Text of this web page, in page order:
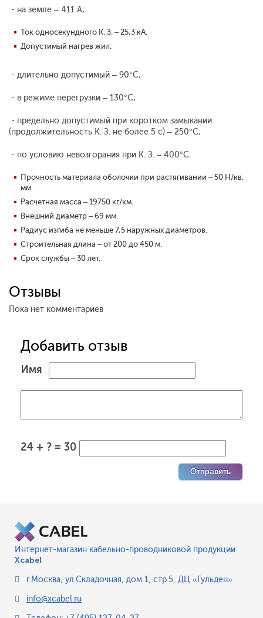
- на земле – 411 А;
Ток односекундного К. З. – 25,3 кА.
Допустимый нагрев жил:
- длительно допустимый – 90°С;
- в режиме перегрузки – 130°С;
- предельно допустимый при коротком замыкании
(продолжительность К. З. не более 5 с) – 250°С;
- по условию невозгорания при К. З. – 400°С.
Прочность материала оболочки при растягивании – 50 Н/кв.
мм.
Расчетная масса – 19750 кг/км.
Внешний диаметр – 69 мм.
Радиус изгиба не меньше 7,5 наружных диаметров.
Строительная длина – от 200 до 450 м.
Срок службы – 30 лет.
Отзывы
Пока нет комментариев
Добавить отзыв
Имя
24 + ? = 30
Интернет-магазин кабельно-проводниковой продукции
Xcabel
г.Москва, ул.Складочная, дом 1, стр.5, ДЦ «Гульден»
info@xcabel.ru